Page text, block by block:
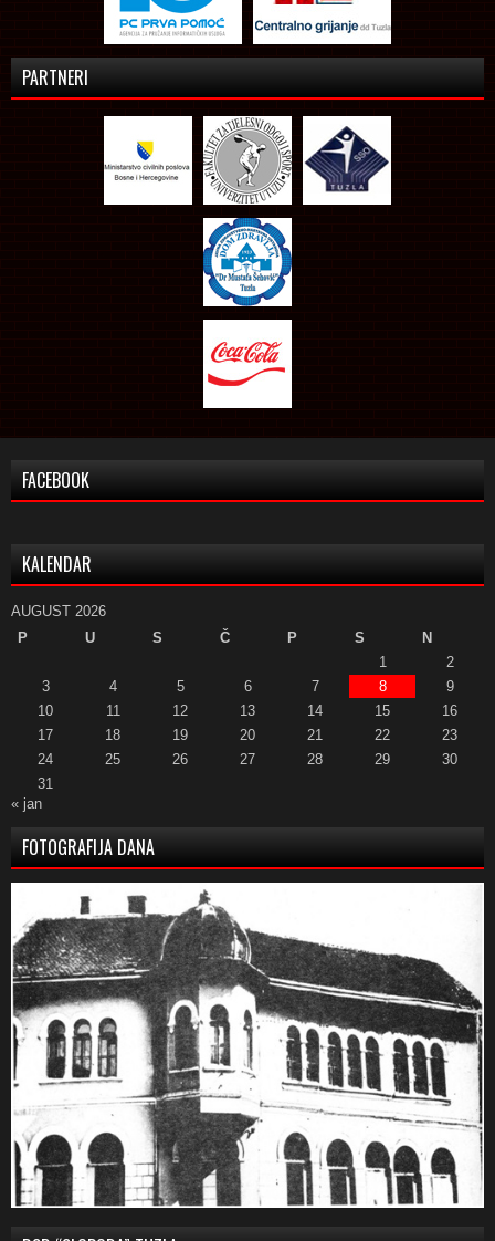
PARTNERI
FACEBOOK
KALENDAR
AUGUST 2026
P
U S Č P S
N
1
2
3
4 5 6 7 8
9
10
11 12 13 14 15
16
17
18 19 20 21 22
23
24
25 26 27 28 29
30
31
« jan
FOTOGRAFIJA DANA